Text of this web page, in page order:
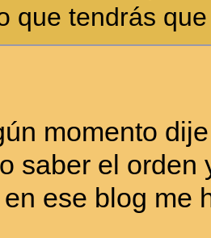
que tendrás
momento
saber el orden
ese blog me